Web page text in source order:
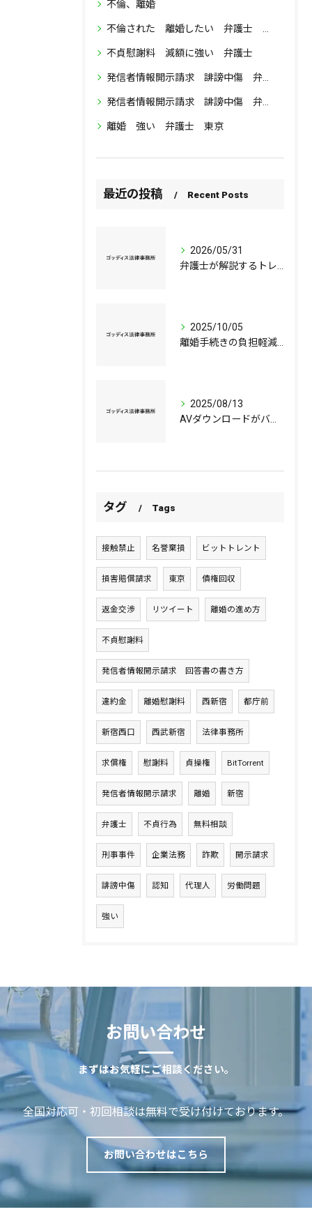
不倫、離婚
不倫された 離婚したい 弁護士 東京
不貞慰謝料 減額に強い 弁護士
発信者情報開示請求 誹謗中傷 弁護士 東京
発信者情報開示請求 誹謗中傷 弁護士 流れ 特定 請求 東京
離婚 強い 弁護士 東京
最近の投稿 Recent Posts
2026/05/31
2025/10/05
2025/08/13
タグ Tags
接触禁止 名誉棄損 ビットトレント
損害賠償請求 東京 債権回収
返金交渉 リツイート 離婚の進め方
不貞慰謝料
発信者情報開示請求 回答書の書き方
違約金 離婚慰謝料 西新宿 都庁前
新宿西口 西武新宿 法律事務所
求償権 慰謝料 貞操権 BitTorrent
発信者情報開示請求 離婚 新宿
弁護士 不貞行為 無料相談
刑事事件 企業法務 詐欺 開示請求
誹謗中傷 認知 代理人 労働問題
強い
まずはお気軽にご相談ください。
お問い合わせ
全国対応可・初回相談は無料で受け付けております。
お問い合わせはこちら